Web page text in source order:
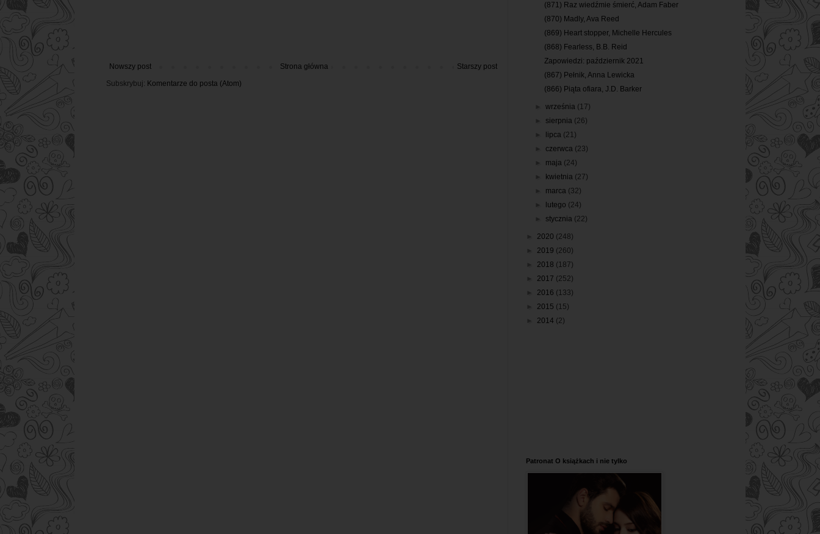
Nowszy post Starszy post
Strona główna
Subskrybuj: Komentarze do posta (Atom)
(871) Raz wiedźmie śmierć, Adam Faber
(870) Madly, Ava Reed
(869) Heart stopper, Michelle Hercules
(868) Fearless, B.B. Reid
Zapowiedzi: październik 2021
(867) Pełnik, Anna Lewicka
(866) Piąta ofiara, J.D. Barker
►września (17)
sierpnia (26)
lipca (21)
►czerwca (23)
maja (24)
kwietnia (27)
marca (32)
lutego (24)
stycznia (22)
2020 (248)
2019 (260)
2018 (187)
2017 (252)
2016 (133)
2015 (15)
2014 (2)
Patronat O książkach i nie tylko